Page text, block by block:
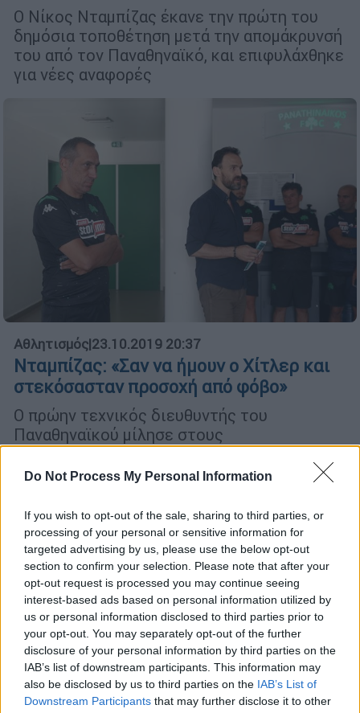
Do Not Process My Personal Information
If you wish to opt-out of the sale, sharing to third parties, or
processing of your personal or sensitive information for
targeted advertising by us, please use the below opt-out
section to confirm your selection. Please note that after your
opt-out request is processed you may continue seeing
interest-based ads based on personal information utilized by
us or personal information disclosed to third parties prior to
your opt-out. You may separately opt-out of the further
disclosure of your personal information by third parties on the
IAB’s list of downstream participants. This information may
also be disclosed by us to third parties on the IAB’s List of
Downstream Participants that may further disclose it to other
Ο Νίκος Νταμπίζας έκανε την πρώτη του
δημόσια τοποθέτηση μετά την απομάκρυνσή
του από τον Παναθηναϊκό, και επιφυλάχθηκε
για νέες αναφορές
Αθλητισμός|23.10.2019 20:37
Νταμπίζας: «Σαν να ήμουν ο Χίτλερ και
στεκόσασταν προσοχή από φόβο»
Ο πρώην τεχνικός διευθυντής του
Παναθηναϊκού μίλησε στους
ποδοσφαιριστές, αλλά και στους
προπονητές και τους παίκτες της
Αθλητισμός 18.10.2019 20:03